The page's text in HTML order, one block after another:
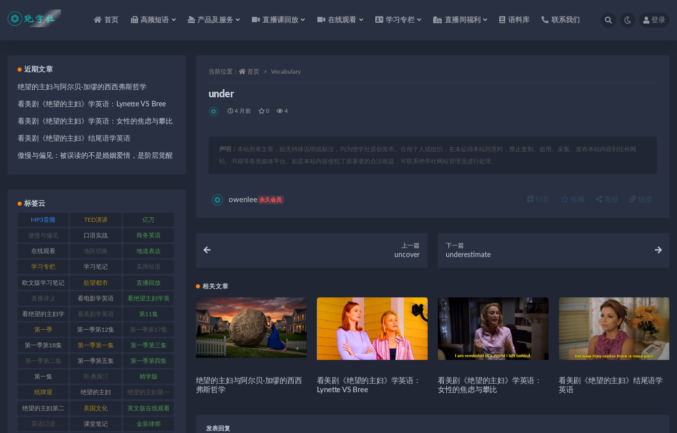
首页 高频短语 产品及服务 直播课回放 在线观看 学习专栏 直播间福利 语料库 联系我们 登录
当前位置： 首页 Vocabulary
under
4 月前 0 4
声明： 本站所有文章，如无特殊说明或标注，均为绝学社原创发布。任何个人或组织，在未征得本站同意时，禁止复制、盗用、采集、发布本站内容到任何网
站、书籍等各类媒体平台。如若本站内容侵犯了原著者的合法权益，可联系绝学社网站管理员进行处理。
owenlee 永久会员 打赏 收藏 海报 链接
上一篇
uncover
下一篇
underestimate
相关文章
绝望的主妇与阿尔贝·加缪的西西
弗斯哲学
看美剧《绝望的主妇》学英语：
Lynette VS Bree
看美剧《绝望的主妇》学英语：
女性的焦虑与攀比
看美剧《绝望的主妇》结尾语学
英语
发表回复
近期文章
绝望的主妇与阿尔贝·加缪的西西弗斯哲学
看美剧《绝望的主妇》学英语：Lynette VS Bree
看美剧《绝望的主妇》学英语：女性的焦虑与攀比
看美剧《绝望的主妇》结尾语学英语
傲慢与偏见：被误读的不是婚姻爱情，是阶层觉醒
标签云
MP3音频 TED演讲 亿万
傲慢与偏见 口语实战 商务英语
在线观看 地区切换 地道表达
学习专栏 学习笔记 实用短语
欧文版学习笔记 欲望都市 直播回放
直播讲义 看电影学英语 看绝望主妇学英
语
看绝望的主妇学
英语
看美剧学英语 第11集
第一季 第一季第12集 第一季第17集
第一季第18集 第一季第一集 第一季第三集
第一季第二集 第一季第五集 第一季第四集
第一集 简·奥斯汀 精学版
纸牌屋 绝望的主妇 绝望的主妇第一
季
绝望的主妇第二
季
美国文化 英文版在线观看
英语口语 课堂笔记 金装律师